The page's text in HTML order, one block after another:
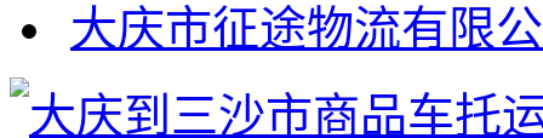
大庆市征途物流有限